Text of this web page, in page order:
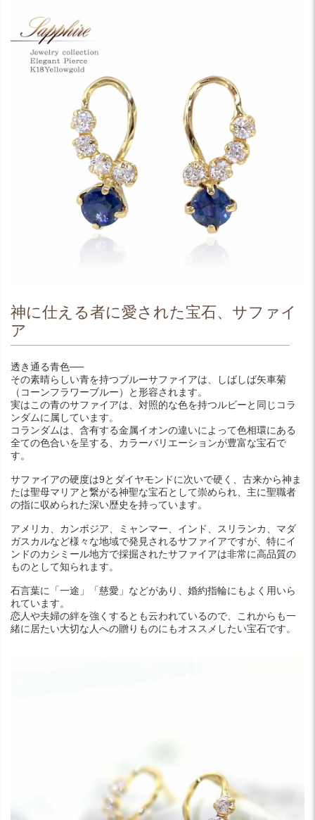
神に仕える者に愛された宝石、サファイ
ア
透き通る青色──
その素晴らしい青を持つブルーサファイアは、しばしば矢車菊
（コーンフラワーブルー）と形容されます。
実はこの青のサファイアは、対照的な色を持つルビーと同じコラ
ンダムに属しています。
コランダムは、含有する金属イオンの違いによって色相環にある
全ての色合いを呈する、カラーバリエーションが豊富な宝石で
す。
サファイアの硬度は9とダイヤモンドに次いで硬く、古来から神ま
たは聖母マリアと繋がる神聖な宝石として崇められ、主に聖職者
の指に収められた深い歴史を持っています。
アメリカ、カンボジア、ミャンマー、インド、スリランカ、マダ
ガスカルなど様々な地域で発見されるサファイアですが、特にイ
ンドのカシミール地方で採掘されたサファイアは非常に高品質の
ものとして知られます。
石言葉に「一途」「慈愛」などがあり、婚約指輪にもよく用いら
れています。
恋人や夫婦の絆を強くするとも云われているので、これからも一
緒に居たい大切な人への贈りものにもオススメしたい宝石です。